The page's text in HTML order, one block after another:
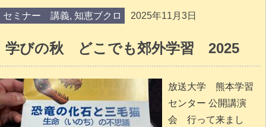
セミナー 講義, 知恵ブクロ 2025年11月3日
学びの秋 どこでも郊外学習 2025
放送大学 熊本学習
センター 公開講演
会 行って来まし